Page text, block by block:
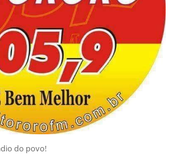
do povo!